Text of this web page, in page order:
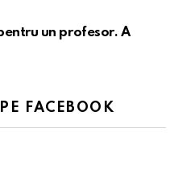
un profesor. A
FACEBOOK